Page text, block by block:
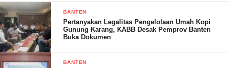
Kerusakan badan jalan juga dipengaruhi air hujan yang terus
menerus mengikis jalan berlubang sehingga kondisi kerusakan
jalan semakin parah.
BANTEN
Pertanyakan Legalitas Pengelolaan Umah Kopi
Gunung Karang, KABB Desak Pemprov Banten
Buka Dokumen
BANTEN